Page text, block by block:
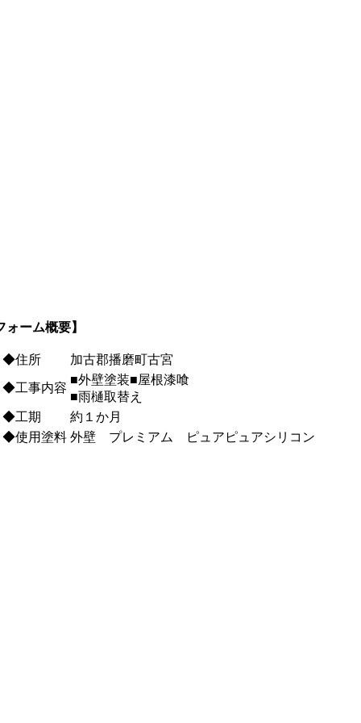
ォーム概要】
◆住所 加古郡播磨町古宮
◆工事内容
■外壁塗装■屋根漆喰
■雨樋取替え
◆工期
約１か月
◆使用塗料 外壁 プレミアム ピュアピュアシリコン